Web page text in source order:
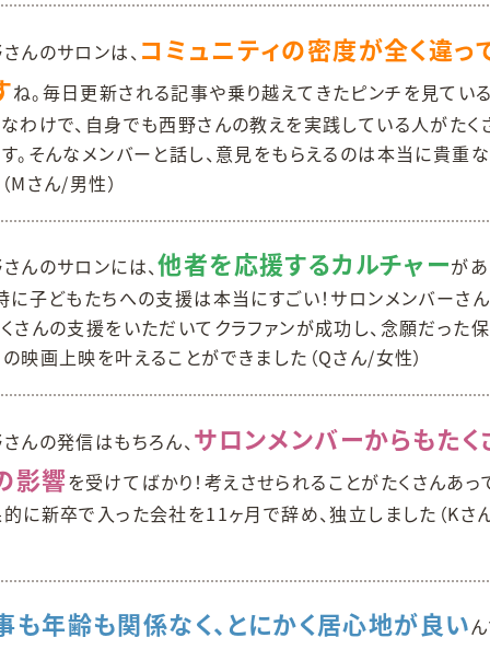
んのサロンは、 コミュニティの密度が全く違っ
ね。毎日更新される記事や乗り越えてきたピンチを見てい
わけで、自身でも西野さんの教えを実践している人がたく
。そんなメンバーと話し、意見をもらえるのは本当に貴重
Mさん/男性）
んのサロンには、他者を応援するカルチャーが
に子どもたちへの支援は本当にすごい！サロンメンバーさ
さんの支援をいただいてクラファンが成功し、念願だった
映画上映を叶えることができました（Qさん/女性）
んの発信はもちろん、 サロンメンバーからもたく
影響を受けてばかり！考えさせられることがたくさんあっ
に新卒で入った会社を11ヶ月で辞め、独立しました（Kさ
も年齢も関係なく、とにかく居心地が良い